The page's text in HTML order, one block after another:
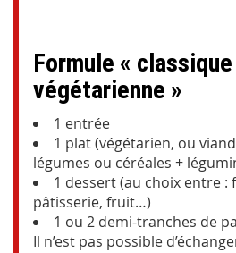
Formule «
végétarienne »
1 entrée
1 plat (végétarien, ou
légumes ou céréales +
1 dessert (au choix entre :
pâtisserie, fruit…)
1 ou 2 demi-tranches de
Il n’est pas possible